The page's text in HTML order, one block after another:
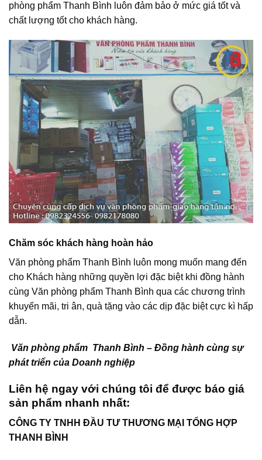
phòng phẩm Thanh Bình luôn đảm bảo ở mức giá tốt và
chất lượng tốt cho khách hàng.
Chăm sóc khách hàng hoàn hảo
Văn phòng phẩm Thanh Bình luôn mong muốn mang đến
cho Khách hàng những quyền lợi đặc biệt khi đồng hành
cùng Văn phòng phẩm Thanh Bình qua các chương trình
khuyến mãi, tri ân, quà tặng vào các dịp đặc biệt cực kì hấp
dẫn.
Văn phòng phẩm Thanh Bình – Đồng hành cùng sự
phát triển của Doanh nghiệp
Liên hệ ngay với chúng tôi để được báo giá
sản phẩm nhanh nhất:
CÔNG TY TNHH ĐẦU TƯ THƯƠNG MẠI TỔNG HỢP
THANH BÌNH